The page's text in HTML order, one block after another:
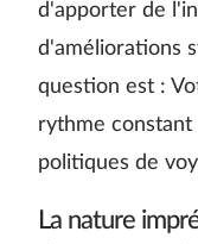
d'apporter de
d'améliorations
question est :
rythme
politiques de
La nature